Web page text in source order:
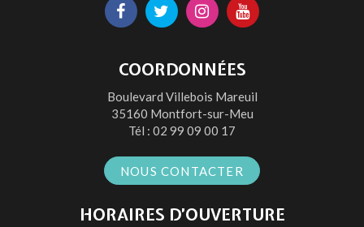
Lien
le
compte
Facebook
Lien
le
compte
Twitter
Lien
le
compte
Instagram
Lien
la
chaîne
Youtube
COORDONNÉES
Boulevard Villebois Mareuil
35160 Montfort-sur-Meu
Tél : 02 99 09 00 17
NOUS CONTACTER
HORAIRES D’OUVERTURE